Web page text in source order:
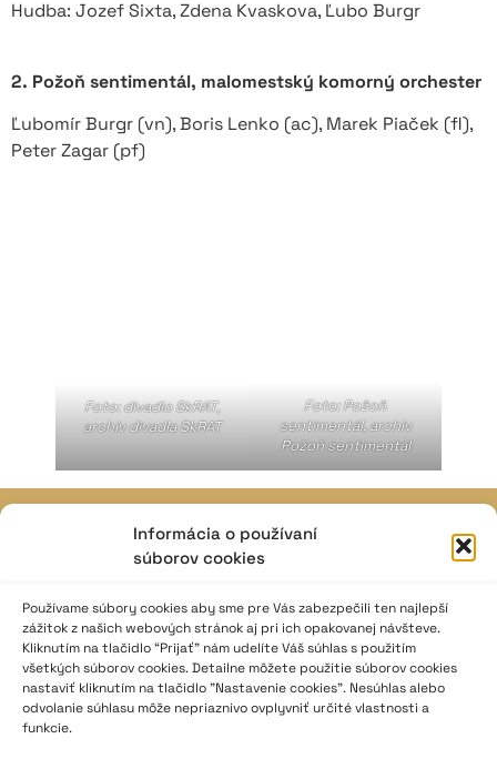
Informácia o používaní
súborov cookies
Používame súbory cookies aby sme pre Vás zabezpečili ten najlepší
zážitok z našich webových stránok aj pri ich opakovanej návšteve.
Kliknutím na tlačidlo “Prijať” nám udelíte Váš súhlas s použitím
všetkých súborov cookies. Detailne môžete použitie súborov cookies
nastaviť kliknutím na tlačidlo "Nastavenie cookies". Nesúhlas alebo
odvolanie súhlasu môže nepriaznivo ovplyvniť určité vlastnosti a
funkcie.
Hudba: Jozef Sixta, Zdena Kvaskova, Ľubo Burgr
2. Požoň sentimentál, malomestský komorný orchester
Ľubomír Burgr (vn), Boris Lenko (ac), Marek Piaček (fl),
Peter Zagar (pf)
Foto: divadlo SkRAT,
archív divadla SkRAT
Foto: Požoň
sentimentál, archív
Požoň sentimentál
e-mail: javisko.noc@nocka.sk
Nám. SNP č. 12, 812 34 Bratislava 1
Slovenská republika
2023–2025 ©